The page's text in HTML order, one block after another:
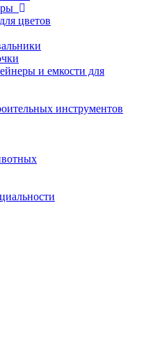
цветов
и емкости для
инструментов